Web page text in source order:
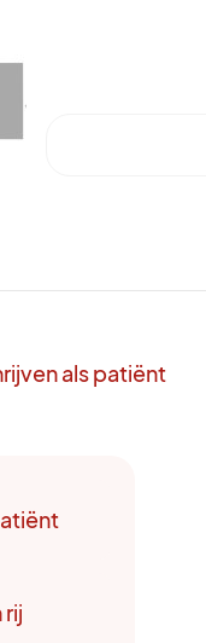
als patiënt